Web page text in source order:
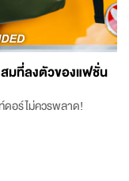
สมที่ลงตัวของแฟชั่น
ดอร์ไม่ควรพลาด!